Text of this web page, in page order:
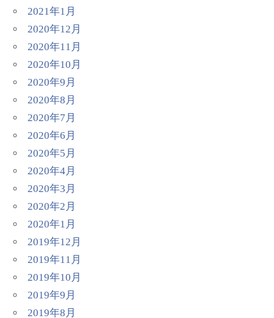
2021年1月
2020年12月
2020年11月
2020年10月
2020年9月
2020年8月
2020年7月
2020年6月
2020年5月
2020年4月
2020年3月
2020年2月
2020年1月
2019年12月
2019年11月
2019年10月
2019年9月
2019年8月